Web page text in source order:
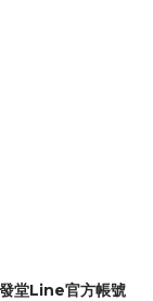
堂Line官方帳號